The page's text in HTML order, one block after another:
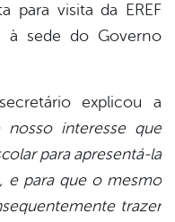
para visita da EREF
à sede do Governo
explicou a
nosso interesse que
para apresentá-la
e para que o mesmo
trazer